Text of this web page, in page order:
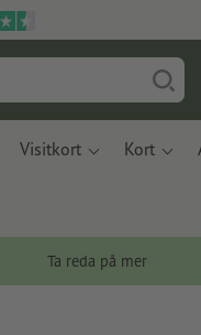
Visitkort Kort
Ta reda på mer